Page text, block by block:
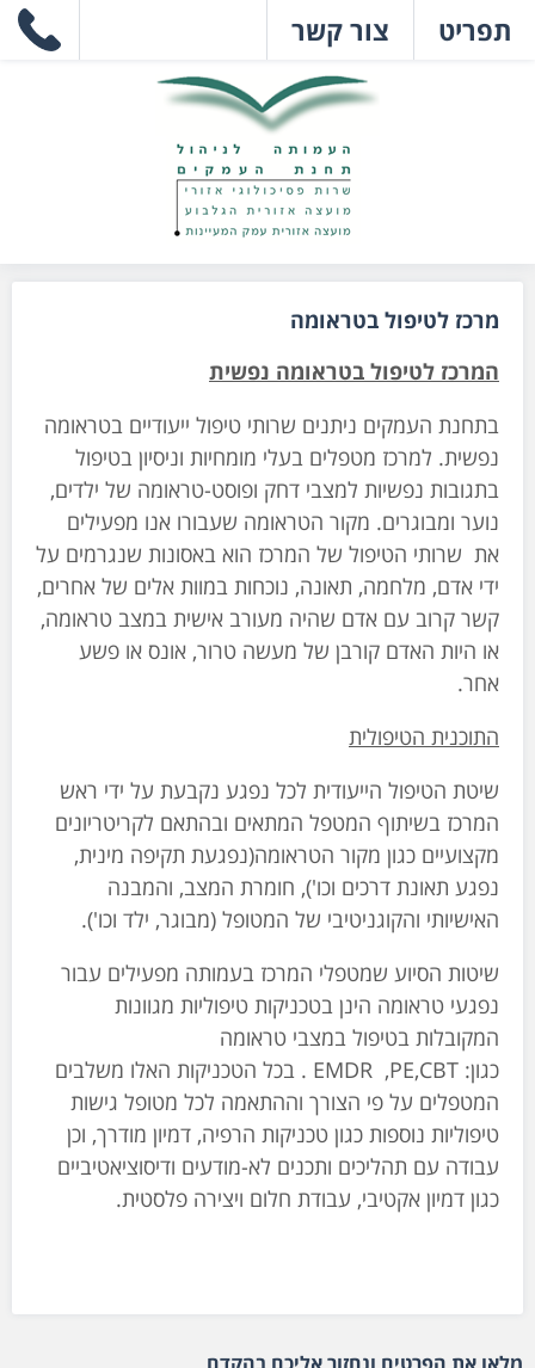
תפריט צור קשר
מרכז לטיפול בטראומה
המרכז לטיפול בטראומה נפשית
בתחנת העמקים ניתנים שרותי טיפול ייעודיים בטראומה
נפשית. למרכז מטפלים בעלי מומחיות וניסיון בטיפול
בתגובות נפשיות למצבי דחק ופוסט-טראומה של ילדים,
נוער ומבוגרים. מקור הטראומה שעבורו אנו מפעילים
את שרותי הטיפול של המרכז הוא באסונות שנגרמים על
ידי אדם, מלחמה, תאונה, נוכחות במוות אלים של אחרים,
קשר קרוב עם אדם שהיה מעורב אישית במצב טראומה,
או היות האדם קורבן של מעשה טרור, אונס או פשע
אחר.
התוכנית הטיפולית
שיטת הטיפול הייעודית לכל נפגע נקבעת על ידי ראש
המרכז בשיתוף המטפל המתאים ובהתאם לקריטריונים
מקצועיים כגון מקור הטראומה(נפגעת תקיפה מינית,
נפגע תאונת דרכים וכו'), חומרת המצב, והמבנה
האישיותי והקוגניטיבי של המטופל (מבוגר, ילד וכו').
שיטות הסיוע שמטפלי המרכז בעמותה מפעילים עבור
נפגעי טראומה הינן בטכניקות טיפוליות מגוונות
המקובלות בטיפול במצבי טראומה
כגון: EMDR ,PE,CBT . בכל הטכניקות האלו משלבים
המטפלים על פי הצורך וההתאמה לכל מטופל גישות
טיפוליות נוספות כגון טכניקות הרפיה, דמיון מודרך, וכן
עבודה עם תהליכים ותכנים לא-מודעים ודיסוציאטיביים
כגון דמיון אקטיבי, עבודת חלום ויצירה פלסטית.